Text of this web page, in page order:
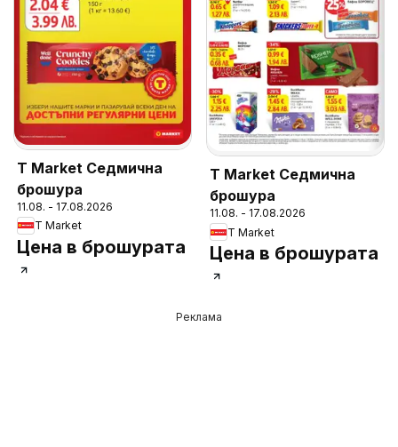
T Market Седмична
брошура
11.08. - 17.08.2026
T Market
Цена в брошурата
T Market Седмична
брошура
11.08. - 17.08.2026
T Market
Цена в брошурата
Реклама